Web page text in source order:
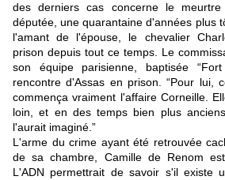
des derniers cas concerne le
députée, une quarantaine d'années plus
l'amant de l'épouse, le chevalier
prison depuis tout ce temps. Le
son équipe parisienne, baptisée
rencontre d'Assas en prison. “Pour lui,
commença vraiment l'affaire Corneille.
loin, et en des temps bien plus
l'aurait imaginé.”
L'arme du crime ayant été retrouvée
de sa chambre, Camille de Renom
L'ADN permettrait de savoir s'il existe